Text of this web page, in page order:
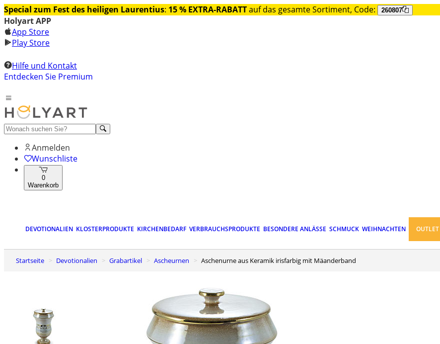
Special zum Fest des heiligen Laurentius: 15 % EXTRA-RABATTauf das gesamte Sortiment, Code: 260807
Holyart APP
App Store
Play Store
Hilfe und Kontakt
Entdecken Sie Premium
Anmelden
Wunschliste
0
Warenkorb
DEVOTIONALIEN KLOSTERPRODUKTE KIRCHENBEDARF VERBRAUCHSPRODUKTE BESONDERE ANLÄSSE SCHMUCK WEIHNACHTEN OUTLET
Startseite Devotionalien Grabartikel Ascheurnen Aschenurne aus Keramik irisfarbig mit Mäanderband